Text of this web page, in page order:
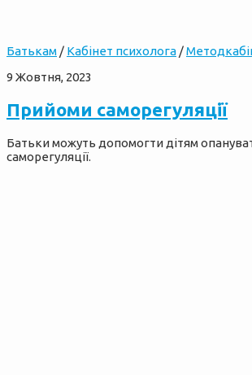
Батькам / Кабінет психолога /
9 Жовтня, 2023
Прийоми саморегуляції
Батьки можуть допомогти дітям
саморегуляції.